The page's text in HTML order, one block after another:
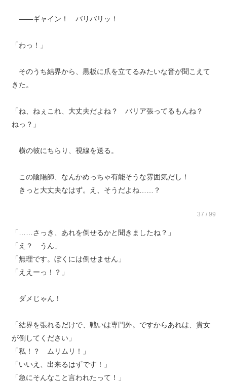
――ギャイン！ バリバリッ！
「わっ！」
そのうち結界から、黒板に爪を立てるみたいな音が聞こえて
きた。
「ね、ねぇこれ、大丈夫だよね？ バリア張ってるもんね？
ねっ？」
横の彼にちらり、視線を送る。
この陰陽師、なんかめっちゃ有能そうな雰囲気だし！
きっと大丈夫なはず。え、そうだよね……？
37 / 99
「……さっき、あれを倒せるかと聞きましたね？」
「え？ うん」
「無理です。ぼくには倒せません」
「ええーっ！？」
ダメじゃん！
「結界を張れるだけで、戦いは専門外。ですからあれは、貴女
が倒してください」
「私！？ ムリムリ！」
「いいえ、出来るはずです！」
「急にそんなこと言われたって！」